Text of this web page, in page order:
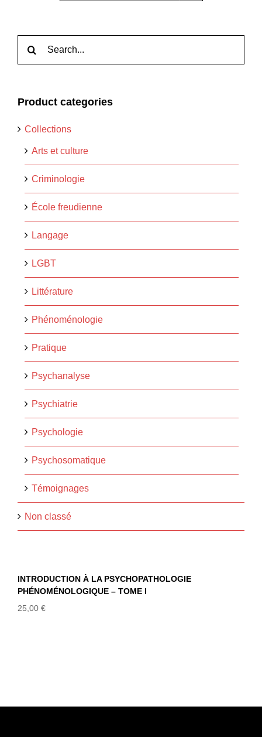
Product categories
Collections
Arts et culture
Criminologie
École freudienne
Langage
LGBT
Littérature
Phénoménologie
Pratique
Psychanalyse
Psychiatrie
Psychologie
Psychosomatique
Témoignages
Non classé
INTRODUCTION À LA PSYCHOPATHOLOGIE
PHÉNOMÉNOLOGIQUE – TOME I
25,00 €